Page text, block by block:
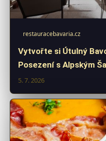
restauracebavaria.cz
Vytvořte si Útulný
Posezení s Alpským
5. 7. 2026